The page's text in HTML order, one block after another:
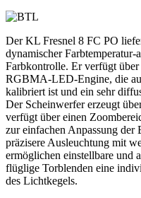
Der KL Fresnel 8 FC PO
dynamischer Farbtemperatur-
Farbkontrolle. Er verfügt
RGBMA-LED-Engine, die
kalibriert ist und ein sehr
Der Scheinwerfer erzeugt
verfügt über einen
zur einfachen Anpassung der
präzisere Ausleuchtung mit
ermöglichen einstellbare und
flüglige Torblenden eine
des Lichtkegels.